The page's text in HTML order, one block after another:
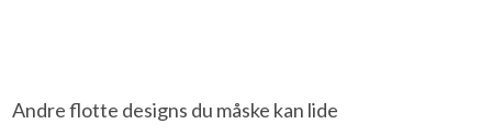
Andre flotte designs du måske kan lide